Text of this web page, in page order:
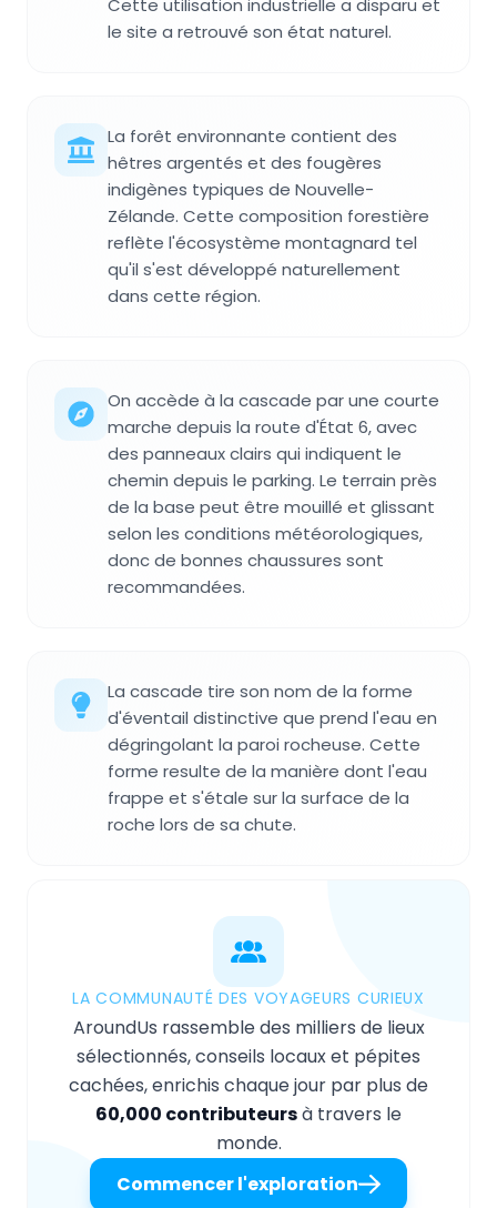
Cette utilisation industrielle a disparu et
le site a retrouvé son état naturel.
La forêt environnante contient des
hêtres argentés et des fougères
indigènes typiques de Nouvelle-
Zélande. Cette composition forestière
reflète l'écosystème montagnard tel
qu'il s'est développé naturellement
dans cette région.
On accède à la cascade par une courte
marche depuis la route d'État 6, avec
des panneaux clairs qui indiquent le
chemin depuis le parking. Le terrain près
de la base peut être mouillé et glissant
selon les conditions météorologiques,
donc de bonnes chaussures sont
recommandées.
La cascade tire son nom de la forme
d'éventail distinctive que prend l'eau en
dégringolant la paroi rocheuse. Cette
forme resulte de la manière dont l'eau
frappe et s'étale sur la surface de la
roche lors de sa chute.
LA COMMUNAUTÉ DES VOYAGEURS CURIEUX
AroundUs rassemble des milliers de lieux
sélectionnés, conseils locaux et pépites
cachées, enrichis chaque jour par plus de
60,000 contributeursà travers le
monde.
Commencer l'exploration